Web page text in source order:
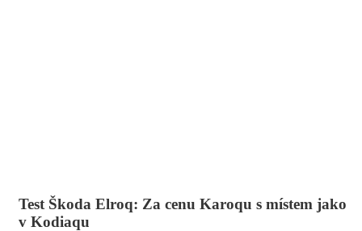
Test Škoda Elroq: Za cenu Karoqu s místem jako
v Kodiaqu